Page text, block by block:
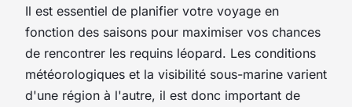
Il est essentiel de planifier votre voyage en
fonction des saisons pour maximiser vos chances
de rencontrer les requins léopard. Les conditions
météorologiques et la visibilité sous-marine varient
d'une région à l'autre, il est donc important de